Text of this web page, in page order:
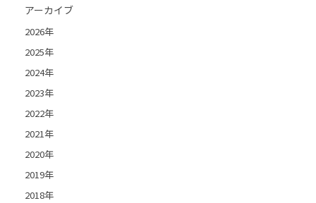
アーカイブ
2026年
2025年
2024年
2023年
2022年
2021年
2020年
2019年
2018年